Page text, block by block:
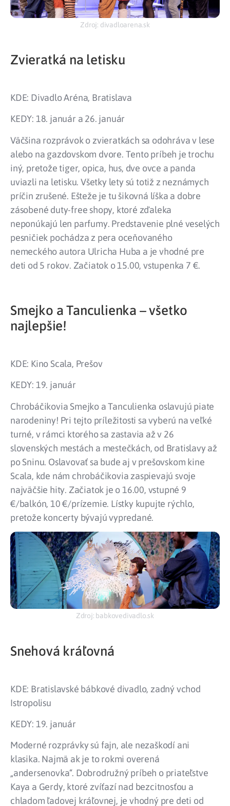
Zdroj: divadloarena.sk
Zvieratká na letisku
KDE: Divadlo Aréna, Bratislava
KEDY: 18. január a 26. január
Väčšina rozprávok o zvieratkách sa odohráva v lese
alebo na gazdovskom dvore. Tento príbeh je trochu
iný, pretože tiger, opica, hus, dve ovce a panda
uviazli na letisku. Všetky lety sú totiž z neznámych
príčin zrušené. Ešteže je tu šikovná líška a dobre
zásobené duty-free shopy, ktoré zďaleka
neponúkajú len parfumy. Predstavenie plné veselých
pesničiek pochádza z pera oceňovaného
nemeckého autora Ulricha Huba a je vhodné pre
deti od 5 rokov. Začiatok o 15.00, vstupenka 7 €.
Smejko a Tanculienka – všetko
najlepšie!
KDE: Kino Scala, Prešov
KEDY: 19. január
Chrobáčikovia Smejko a Tanculienka oslavujú piate
narodeniny! Pri tejto príležitosti sa vyberú na veľké
turné, v rámci ktorého sa zastavia až v 26
slovenských mestách a mestečkách, od Bratislavy až
po Sninu. Oslavovať sa bude aj v prešovskom kine
Scala, kde nám chrobáčikovia zaspievajú svoje
najväčšie hity. Začiatok je o 16.00, vstupné 9
€/balkón, 10 €/prízemie. Lístky kupujte rýchlo,
pretože koncerty bývajú vypredané.
Zdroj: babkovedivadlo.sk
Snehová kráľovná
KDE: Bratislavské bábkové divadlo, zadný vchod
Istropolisu
KEDY: 19. január
Moderné rozprávky sú fajn, ale nezaškodí ani
klasika. Najmä ak je to rokmi overená
„andersenovka“. Dobrodružný príbeh o priateľstve
Kaya a Gerdy, ktoré zvíťazí nad bezcitnosťou a
chladom ľadovej kráľovnej, je vhodný pre deti od